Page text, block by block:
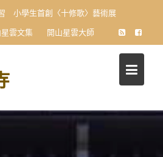
小學生首創〈十修歌〉藝術展
雲文集 開山星雲大師